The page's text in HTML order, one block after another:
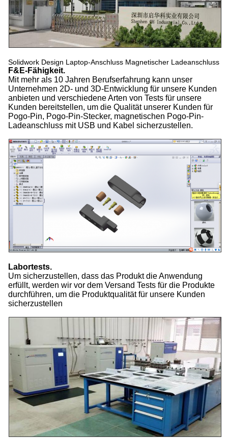
Solidwork Design Laptop-Anschluss Magnetischer Ladeanschluss
F&E-Fähigkeit.
Mit mehr als 10 Jahren Berufserfahrung kann unser
Unternehmen 2D- und 3D-Entwicklung für unsere Kunden
anbieten und verschiedene Arten von Tests für unsere
Kunden bereitstellen, um die Qualität unserer Kunden für
Pogo-Pin, Pogo-Pin-Stecker, magnetischen Pogo-Pin-
Ladeanschluss mit USB und Kabel sicherzustellen.
Labortests.
Um sicherzustellen, dass das Produkt die Anwendung
erfüllt, werden wir vor dem Versand Tests für die Produkte
durchführen, um die Produktqualität für unsere Kunden
sicherzustellen